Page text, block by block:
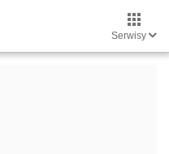
Serwisy